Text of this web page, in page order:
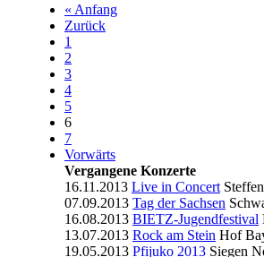
« Anfang
Zurück
1
2
3
4
5
6
7
Vorwärts
Vergangene Konzerte
16.11.2013 Live in Concert
07.09.2013 Tag der Sachsen
16.08.2013 BIETZ-Jugendfestival
13.07.2013 Rock am Stein Hof
19.05.2013 Pfijuko 2013 Siegen